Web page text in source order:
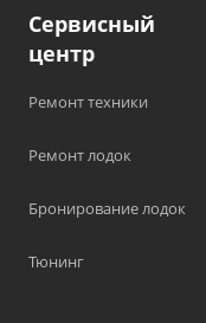
Сервисный
центр
Ремонт техники
Ремонт лодок
Бронирование лодок
Тюнинг